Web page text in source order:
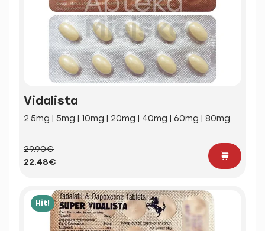
Vidalista
2.5mg | 5mg | 10mg | 20mg | 40mg | 60mg | 80mg
29.90€
22.48€
Hit!